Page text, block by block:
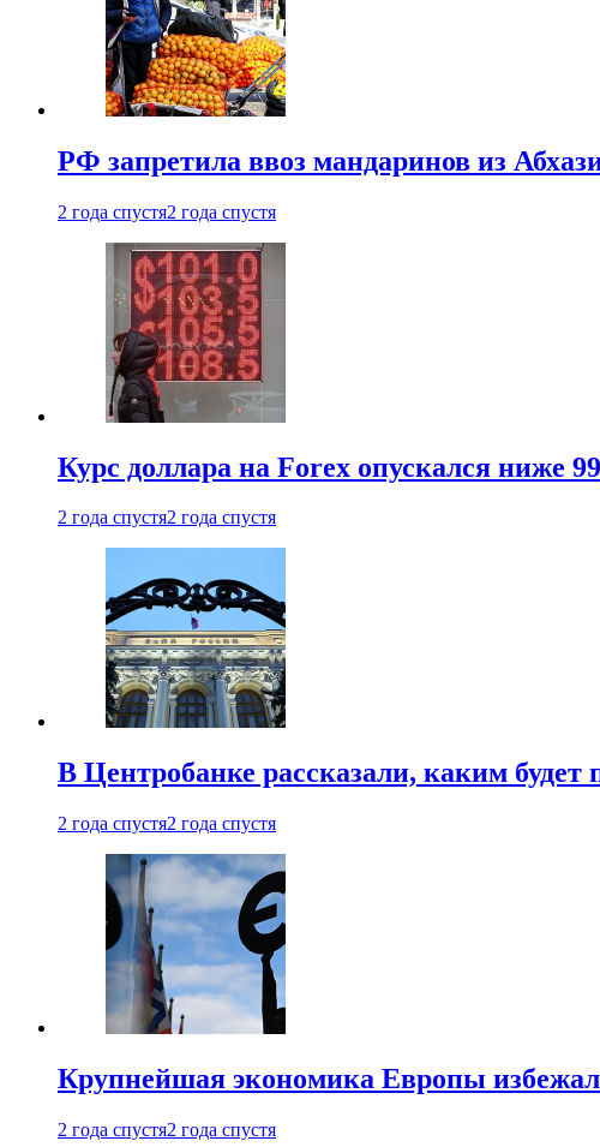
РФ запретила ввоз мандаринов из
2 года спустя2 года спустя
Курс доллара на Forex опускался ниже
2 года спустя2 года спустя
В Центробанке рассказали, каким
2 года спустя2 года спустя
Крупнейшая экономика Европы
2 года спустя2 года спустя